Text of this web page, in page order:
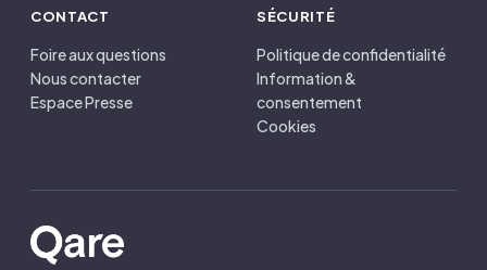
CONTACT
Foire aux questions
Nous contacter
Espace Presse
SÉCURITÉ
Politique de confidentialité
Information &
consentement
Cookies